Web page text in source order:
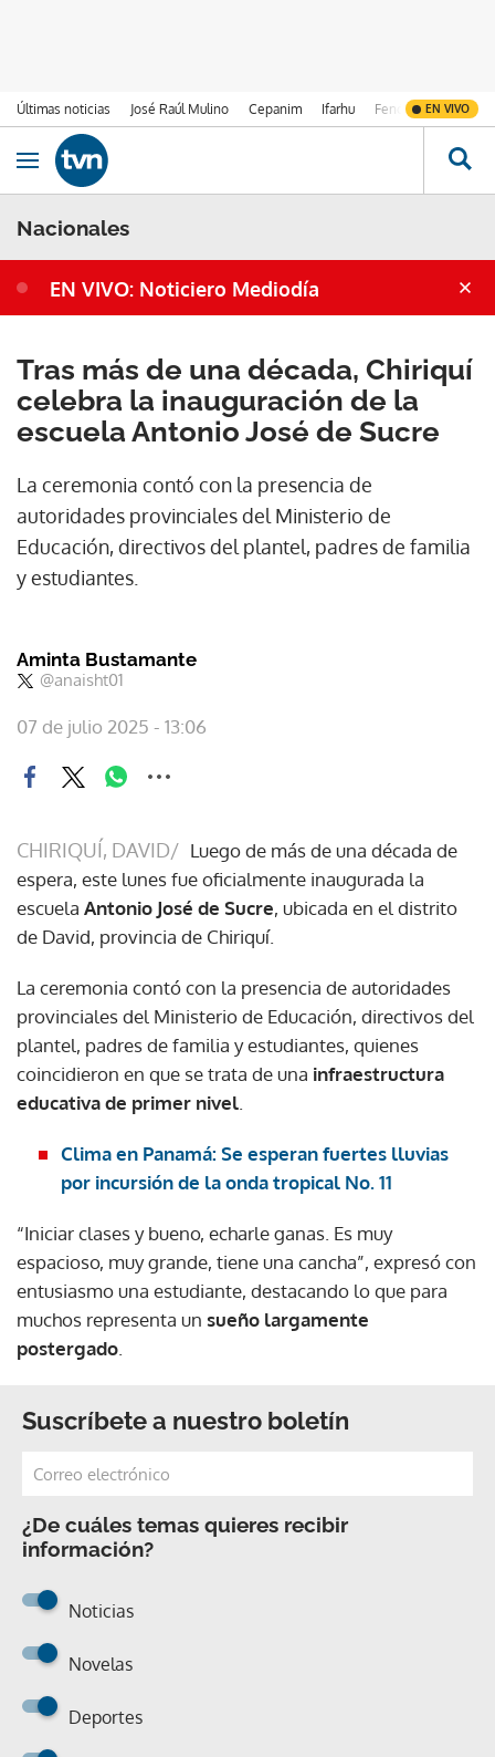
Últimas noticias José Raúl Mulino Cepanim Ifarhu Fenómeno de El
EN VIVO
Ir al contenido
Obrir navegació
Nacionales
EN VIVO: Noticiero Mediodía
Tras más de una década, Chiriquí
celebra la inauguración de la
escuela Antonio José de Sucre
La ceremonia contó con la presencia de
autoridades provinciales del Ministerio de
Educación, directivos del plantel, padres de familia
y estudiantes.
Aminta Bustamante
@anaisht01
07 de julio 2025 - 13:06
CHIRIQUÍ, DAVID/ Luego de más de una década de
espera, este lunes fue oficialmente inaugurada la
escuela Antonio José de Sucre, ubicada en el distrito
de David, provincia de Chiriquí.
La ceremonia contó con la presencia de autoridades
provinciales del Ministerio de Educación, directivos del
plantel, padres de familia y estudiantes, quienes
coincidieron en que se trata de una infraestructura
educativa de primer nivel
Clima en Panamá: Se esperan fuertes lluvias
por incursión de la onda tropical No. 11
“Iniciar clases y bueno, echarle ganas. Es muy
espacioso, muy grande, tiene una cancha”, expresó con
entusiasmo una estudiante, destacando lo que para
muchos representa un sueño largamente
postergado
Suscríbete a nuestro boletín
¿De cuáles temas quieres recibir
información?
Noticias
Novelas
Deportes